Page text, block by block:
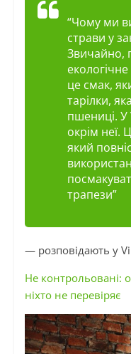
“Чому ми
страви у
Звичайно,
це смак,
тарілки,
пшениці. У
окрім неї.
який
трапези”
— розповідають у
Не контрольовані:
ніхто не перевіряє